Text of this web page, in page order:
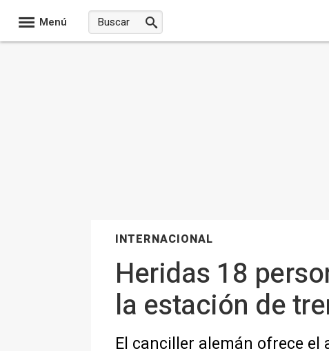
Menú
INTERNACIONAL
Heridas 18
la estación de
El canciller alemán ofrece